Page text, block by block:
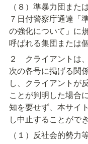
（８）準暴力団また
７日付警察庁通達「
の強化について」に
呼ばれる集団または
２　クライアントは
次の各号に掲げる関
し、クライアントが
ことが判明した場合
知を要せず、本サイ
し中止することができ
（１）反社会的勢